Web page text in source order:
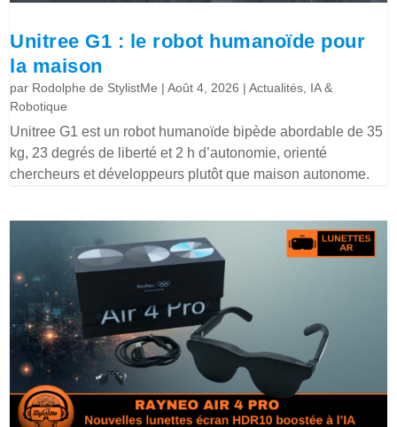
Unitree G1 : le robot humanoïde pour
la maison
par Rodolphe de StylistMe |Août 4, 2026 |Actualités, IA &
Robotique
Unitree G1 est un robot humanoïde bipède abordable de 35
kg, 23 degrés de liberté et 2 h d’autonomie, orienté
chercheurs et développeurs plutôt que maison autonome.